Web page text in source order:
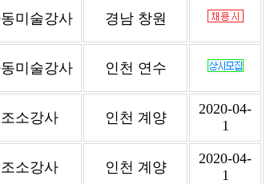
미술강사 경남 창원
미술강사 인천 연수
조소강사 인천 계양
2020-04-
1
조소강사 인천 계양
2020-04-
1